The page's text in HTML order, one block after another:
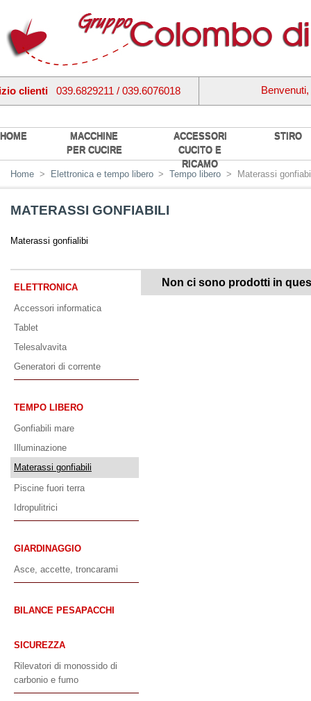
HOME
MACCHINE
PER CUCIRE
ACCESSORI
CUCITO E
RICAMO
STIRO
clienti 039.6829211 / 039.6076018 Benvenuti,
Home > Elettronica e tempo libero > Tempo libero > Materassi
MATERASSI GONFIABILI
Materassi gonfialibi
ELETTRONICA
Accessori informatica
Tablet
Telesalvavita
Generatori di corrente
TEMPO LIBERO
Gonfiabili mare
Illuminazione
Materassi gonfiabili
Piscine fuori terra
Idropulitrici
GIARDINAGGIO
Asce, accette, troncarami
BILANCE PESAPACCHI
SICUREZZA
Rilevatori di monossido di
carbonio e fumo
Non ci sono prodotti in